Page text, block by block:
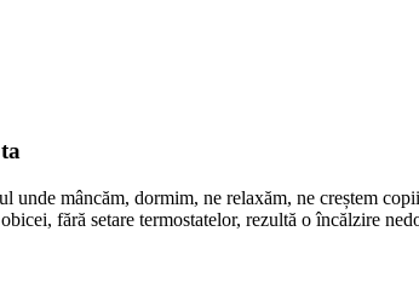
unde mâncăm, dormim, ne relaxăm, ne creștem
fără setare termostatelor, rezultă o încălzire